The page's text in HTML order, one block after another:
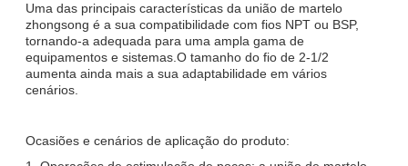
Uma das principais características da união de martelo
zhongsong é a sua compatibilidade com fios NPT ou BSP,
tornando-a adequada para uma ampla gama de
equipamentos e sistemas.O tamanho do fio de 2-1/2
aumenta ainda mais a sua adaptabilidade em vários
cenários.
Ocasiões e cenários de aplicação do produto: